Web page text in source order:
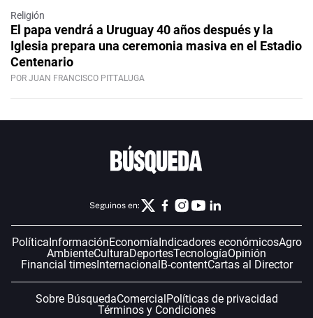
Religión
El papa vendrá a Uruguay 40 años después y la
Iglesia prepara una ceremonia masiva en el Estadio
Centenario
POR JUAN FRANCISCO PITTALUGA
Seguinos en:
Política InformaciónEconomía Indicadores económicosAgro
AmbienteCulturaDeportesTecnologíaOpinión
Financial timesInternacional B-contentCartas al Director
Sobre BúsquedaComercial Políticas de privacidad
Términos y Condiciones